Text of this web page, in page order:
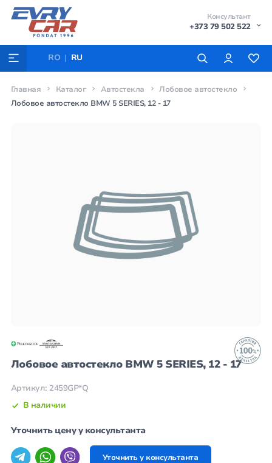
Консультант
+373 79 502 522
RO RU
Главная Каталог Автостекла
Лобовое автостекло
Лобовое автостекло BMW 5 SERIES, 12 - 17
Лобовое автостекло BMW 5 SERIES, 12 - 17
Артикул: 2459GP*Q
В наличии
Уточнить цену у консультанта
Уточнить у консультанта